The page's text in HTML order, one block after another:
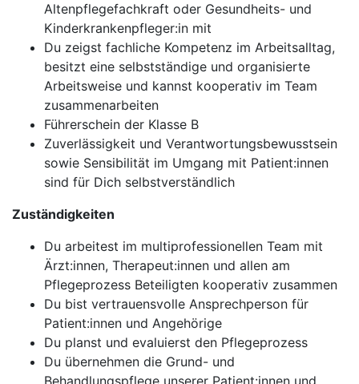
Altenpflegefachkraft oder Gesundheits- und
Kinderkrankenpfleger:in mit
Du zeigst fachliche Kompetenz im Arbeitsalltag,
besitzt eine selbstständige und organisierte
Arbeitsweise und kannst kooperativ im Team
zusammenarbeiten
Führerschein der Klasse B
Zuverlässigkeit und Verantwortungsbewusstsein
sowie Sensibilität im Umgang mit Patient:innen
sind für Dich selbstverständlich
Zuständigkeiten
Du arbeitest im multiprofessionellen Team mit
Ärzt:innen, Therapeut:innen und allen am
Pflegeprozess Beteiligten kooperativ zusammen
Du bist vertrauensvolle Ansprechperson für
Patient:innen und Angehörige
Du planst und evaluierst den Pflegeprozess
Du übernehmen die Grund- und
Behandlungspflege unserer Patient:innen und